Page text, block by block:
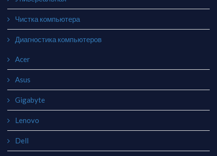
Чистка компьютера
Диагностика компьютеров
Acer
Asus
Gigabyte
Lenovo
Dell